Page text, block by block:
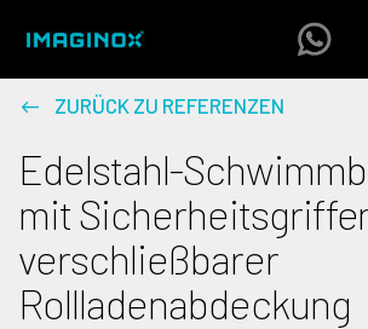
ZURÜCK ZU REFERENZEN
Edelstahl-
mit
verschließbarer
Rollladenabdeckung